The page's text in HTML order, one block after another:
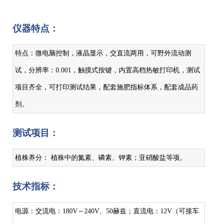
仪器特点：
特点：微电脑控制，液晶显示，交直流两用，可野外流动测
试，分辨率：0.001，触摸式按键，内置高档热敏打印机，测试
项目齐全，可打印测试结果，配套施肥指标体系，配套成品药
剂。
测试项目：
植株养分： 植株中的氮素、磷素、钾素；亚硝酸盐等项。
技术指标：
电源：交流电：180V～240V、50赫兹；直流电：12V（可接车